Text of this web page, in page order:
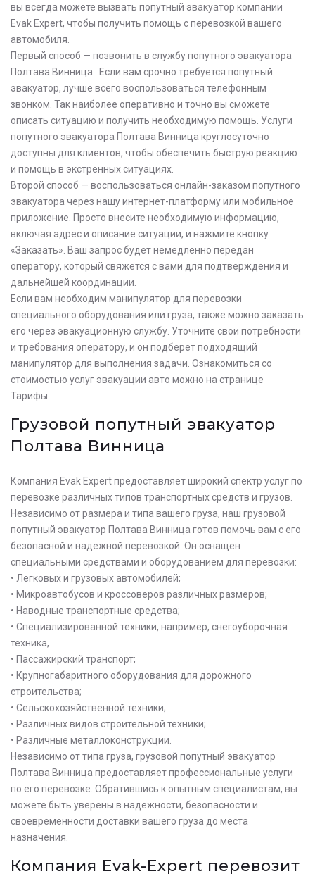
вы всегда можете вызвать попутный эвакуатор компании
Evak Expert, чтобы получить помощь с перевозкой вашего
автомобиля.
Первый способ — позвонить в службу попутного эвакуатора
Полтава Винница . Если вам срочно требуется попутный
эвакуатор, лучше всего воспользоваться телефонным
звонком. Так наиболее оперативно и точно вы сможете
описать ситуацию и получить необходимую помощь. Услуги
попутного эвакуатора Полтава Винница круглосуточно
доступны для клиентов, чтобы обеспечить быструю реакцию
и помощь в экстренных ситуациях.
Второй способ — воспользоваться онлайн-заказом попутного
эвакуатора через нашу интернет-платформу или мобильное
приложение. Просто внесите необходимую информацию,
включая адрес и описание ситуации, и нажмите кнопку
«Заказать». Ваш запрос будет немедленно передан
оператору, который свяжется с вами для подтверждения и
дальнейшей координации.
Если вам необходим манипулятор для перевозки
специального оборудования или груза, также можно заказать
его через эвакуационную службу. Уточните свои потребности
и требования оператору, и он подберет подходящий
манипулятор для выполнения задачи. Ознакомиться со
стоимостью услуг эвакуации авто можно на странице
Тарифы.
Грузовой попутный эвакуатор
Полтава Винница
Компания Evak Expert предоставляет широкий спектр услуг по
перевозке различных типов транспортных средств и грузов.
Независимо от размера и типа вашего груза, наш грузовой
попутный эвакуатор Полтава Винница готов помочь вам с его
безопасной и надежной перевозкой. Он оснащен
специальными средствами и оборудованием для перевозки:
• Легковых и грузовых автомобилей;
• Микроавтобусов и кроссоверов различных размеров;
• Наводные транспортные средства;
• Специализированной техники, например, снегоуборочная
техника,
• Пассажирский транспорт;
• Крупногабаритного оборудования для дорожного
строительства;
• Сельскохозяйственной техники;
• Различных видов строительной техники;
• Различные металлоконструкции.
Независимо от типа груза, грузовой попутный эвакуатор
Полтава Винница предоставляет профессиональные услуги
по его перевозке. Обратившись к опытным специалистам, вы
можете быть уверены в надежности, безопасности и
своевременности доставки вашего груза до места
назначения.
Компания Evak-Expert перевозит
Оставьте заявку на просчет